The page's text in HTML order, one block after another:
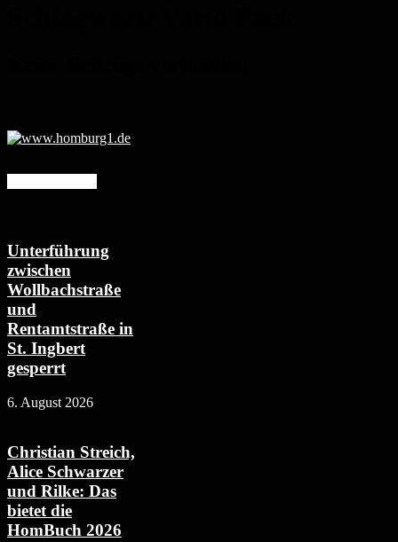
Unterführung
zwischen
Wollbachstraße
und
Rentamtstraße in
St. Ingbert
gesperrt
6. August 2026
Christian Streich,
Alice Schwarzer
und Rilke: Das
bietet die
HomBuch 2026